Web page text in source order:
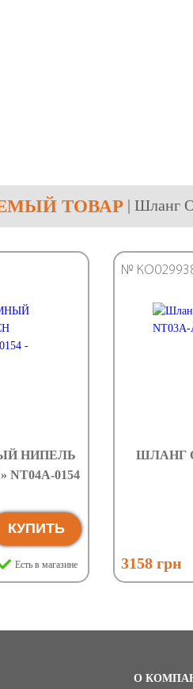
ТОВАР | Шланг
НИПЕЛЬ
NT04A-0154
КУПИТЬ
Есть в магазине
№
ШЛАНГ
3158 грн
О